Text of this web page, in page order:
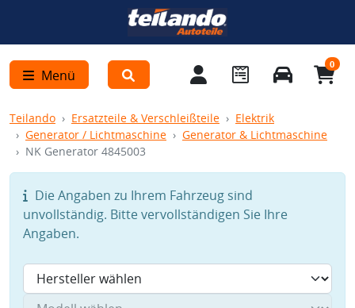
Menü
0
Teilando Ersatzteile & Verschleißteile
Elektrik
Generator / Lichtmaschine
Generator & Lichtmaschine
NK Generator 4845003
Die Angaben zu Ihrem Fahrzeug sind
unvollständig. Bitte vervollständigen Sie Ihre
Angaben.